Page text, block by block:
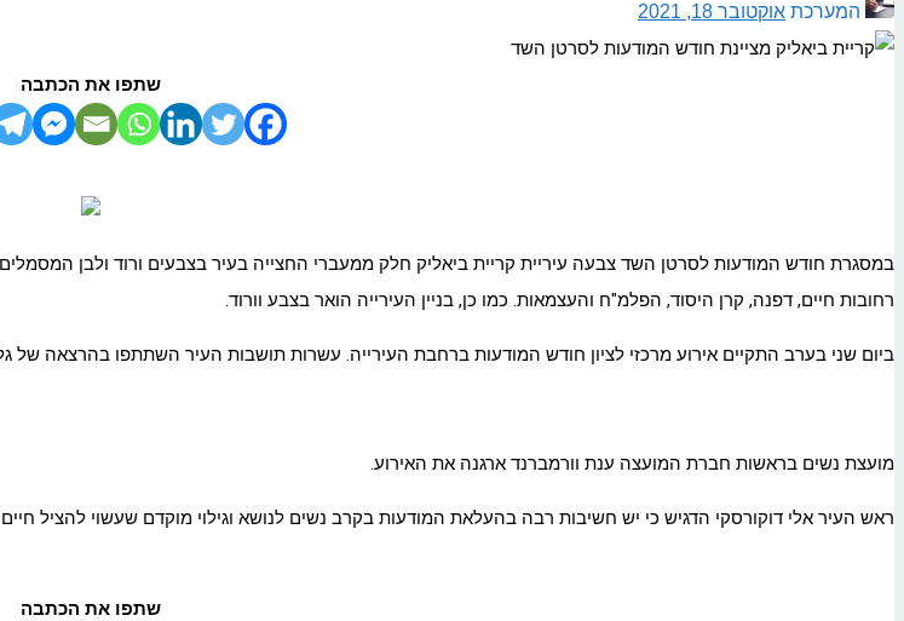
המערכת אוקטובר 18, 2021
שתפו את הכתבה
במסגרת חודש המודעות לסרטן השד צבעה עיריית קריית ביאליק חלק ממעברי החצייה בעיר בצבעים ורוד ולבן
רחובות חיים, דפנה, קרן היסוד, הפלמ"ח והעצמאות. כמו כן, בניין העירייה הואר בצבע וורוד.
ביום שני בערב התקיים אירוע מרכזי לציון חודש המודעות ברחבת העירייה. עשרות תושבות העיר השתתפו בהרצאה
מועצת נשים בראשות חברת המועצה ענת וורמברנד ארגנה את האירוע.
ראש העיר אלי דוקורסקי הדגיש כי יש חשיבות רבה בהעלאת המודעות בקרב נשים לנושא וגילוי מוקדם שעשוי להציל
שתפו את הכתבה